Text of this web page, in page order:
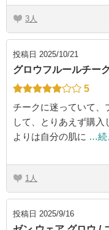
3
投稿日 2025/10/21
グロウフルールチー
5
チークに迷っていて、
して、とりあえず購
よりは自分の肌に …続
1
投稿日 2025/9/16